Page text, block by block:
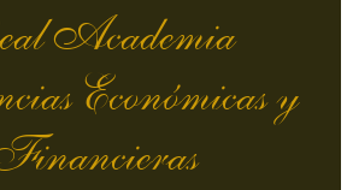
Academia
Económicas y